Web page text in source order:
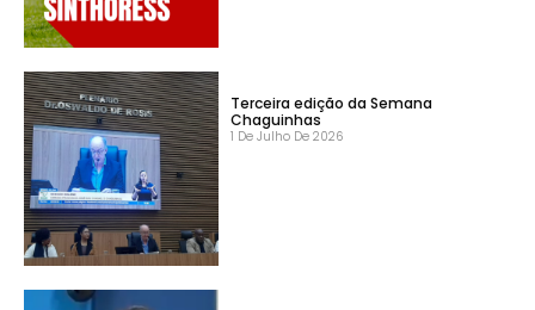
Terceira edição da Semana
Chaguinhas
1 De Julho De 2026